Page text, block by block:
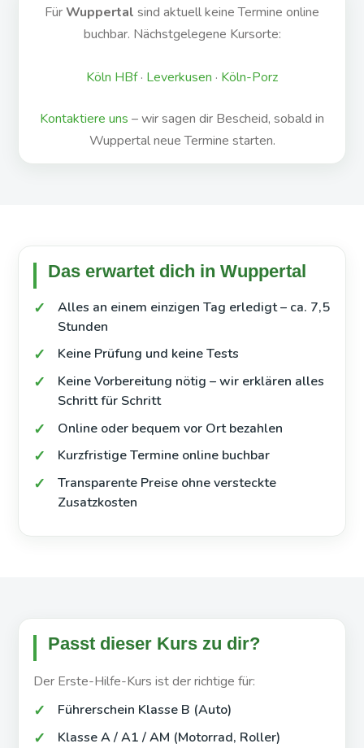
FürWuppertal sind aktuell keine Termine online
buchbar. Nächstgelegene Kursorte:
Köln HBf· Leverkusen · Köln-Porz
Kontaktiere uns – wir sagen dir Bescheid, sobald in
Wuppertal neue Termine starten.
Das erwartet dich in Wuppertal
Alles an einem einzigen Tag erledigt – ca. 7,5
Stunden
Keine Prüfung und keine Tests
Keine Vorbereitung nötig – wir erklären alles
Schritt für Schritt
Online oder bequem vor Ort bezahlen
Kurzfristige Termine online buchbar
Transparente Preise ohne versteckte
Zusatzkosten
Passt dieser Kurs zu dir?
Der Erste-Hilfe-Kurs ist der richtige für:
Führerschein Klasse B (Auto)
Klasse A / A1 / AM (Motorrad, Roller)